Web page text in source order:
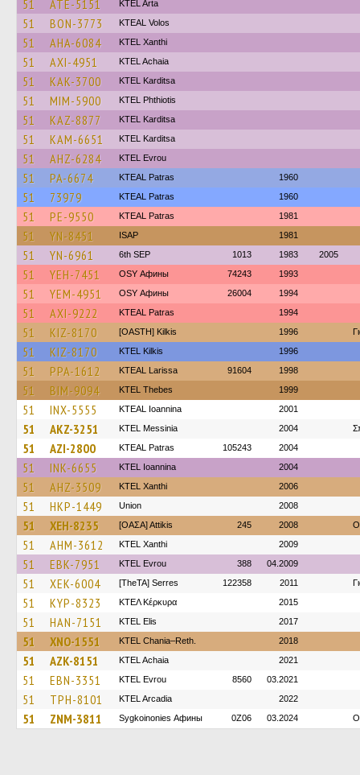
51 ATE-5151 KTEL Arta
51 BON-3773 KTEAL Volos
51 AHA-6084 KTEL Xanthi
51 AXI-4951 KTEL Achaia
51 KAK-3700 ΚΤΕL Karditsa
51 MIM-5900 ΚΤΕL Phthiotis
51 KAZ-8877 ΚΤΕL Karditsa
51 KAM-6651 ΚΤΕL Karditsa
51 AHZ-6284 KTEL Evrou
51 PA-6674 KTEAL Patras 1960
51 73979 KTEAL Patras 1960
51 PE-9550 KTEAL Patras 1981
51 YN-8451 ISAP 1981
51 YN-6961 6th SEP 1013 1983 2005
51 YEH-7451 OSY Афины 74243 1993
51 YEM-4951 OSY Афины 26004 1994
51 AXI-9222 KTEAL Patras 1994
51 KIZ-8170 [OASTH] Kilkis 1996
51 KIZ-8170 KTEL Kilkis 1996
51 PPA-1612 KTEAL Larissa 91604 1998
51 BIM-9094 KTEL Thebes 1999
51 INX-5555 KTEAL Ioannina 2001
51 AKZ-3251 KTEL Messinia 2004
51 AZI-2800 KTEAL Patras 105243 2004
51 INK-6655 KTEL Ioannina 2004
51 AHZ-3509 KTEL Xanthi 2006
51 HKP-1449 Union 2008
51 XEH-8235 [ΟΑΣΑ] Αttikis 245 2008
51 AHM-3612 KTEL Xanthi 2009
51 EBK-7951 KTEL Evrou 388 04.2009
51 XEK-6004 [TheTA] Serres 122358 2011
51 KYP-8323 ΚΤΕΛ Κέρκυρα 2015
51 HAN-7151 KTEL Elis 2017
51 XNO-1551 KTEL Chania–Reth. 2018
51 AZK-8151 KTEL Achaia 2021
51 EBN-3351 KTEL Evrou 8560 03.2021
51 TPH-8101 KTEL Arcadia 2022
51 ZNM-3811 Sygkoinonies Афины 0Z06 03.2024